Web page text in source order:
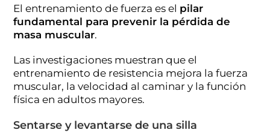
El entrenamiento de fuerza es el pilar
fundamental para prevenir la pérdida de
masa muscular.
Las investigaciones muestran que el
entrenamiento de resistencia mejora la fuerza
muscular, la velocidad al caminar y la función
física en adultos mayores.
Sentarse y levantarse de una silla